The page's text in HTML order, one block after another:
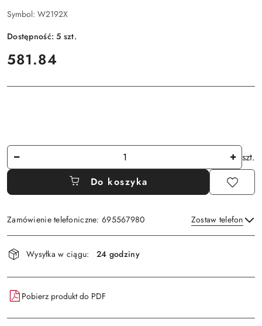
Symbol: W2192X
Dostępność:5 szt.
cena:
581.84
Ilość
szt.
Do koszyka
Zamówienie telefoniczne: 695567980 Zostaw telefon
Dostępność
i
dostawa
Wysyłka w ciągu: 24 godziny
Pobierz produkt do PDF